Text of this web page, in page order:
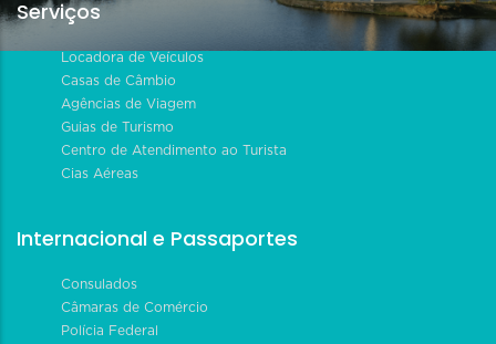
Serviços
Locadora de Veículos
Casas de Câmbio
Agências de Viagem
Guias de Turismo
Centro de Atendimento ao Turista
Cias Aéreas
Internacional e Passaportes
Consulados
Câmaras de Comércio
Polícia Federal